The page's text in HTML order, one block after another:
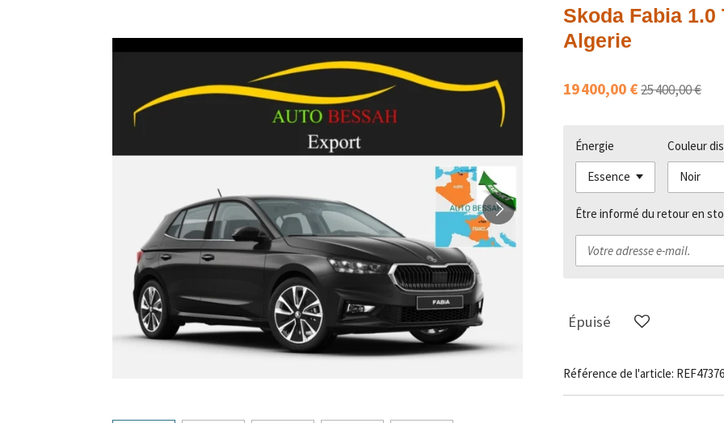
Skoda Fabia
Algerie
19 400,00 €25 400,00 €
Énergie Couleur
Être informé du retour en
Épuisé
Référence de l'article: REF47376